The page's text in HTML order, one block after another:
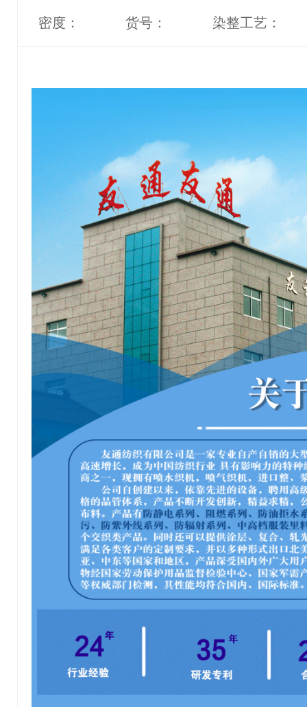
密度： 货号： 染整工艺：